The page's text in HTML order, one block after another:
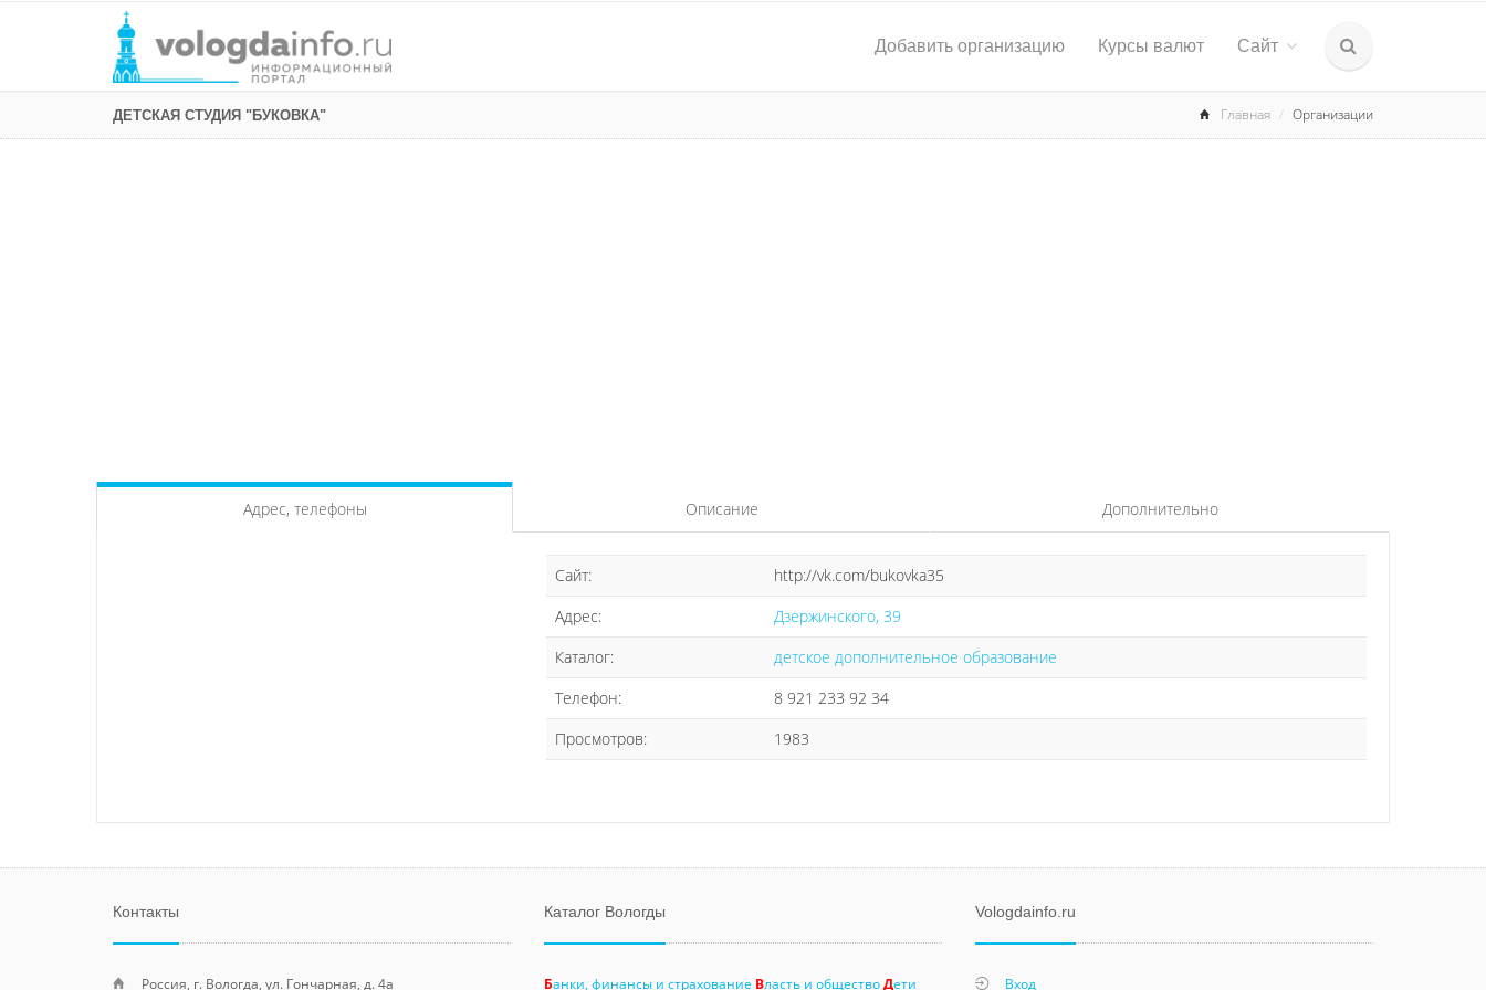
Добавить организацию Курсы валют Сайт
ДЕТСКАЯ СТУДИЯ "БУКОВКА" Главная Организации
Адрес, телефоны Описание Дополнительно
Сайт:
http://vk.com/bukovka35
Адрес:
Дзержинского, 39
Каталог:
детское дополнительное образование
Телефон:
8 921 233 92 34
Просмотров:
1983
Контакты
Россия, г. Вологда, ул. Гончарная, д. 4а
Каталог Вологды
Банки, финансы и страхование Власть и обществоДети
Vologdainfo.ru
Вход